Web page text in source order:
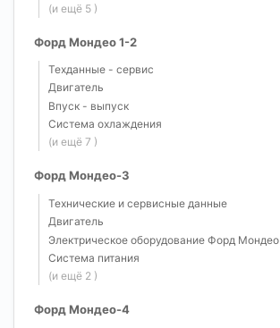
(и ещё 5 )
Форд Мондео 1-2
Техданные - сервис
Двигатель
Впуск - выпуск
Система охлаждения
(и ещё 7 )
Форд Мондео-3
Технические и сервисные данные
Двигатель
Электрическое оборудование Форд Мондео
Система питания
(и ещё 2 )
Форд Мондео-4